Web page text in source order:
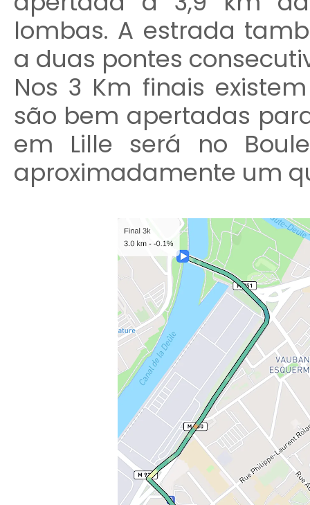
lombas. A estrada
a duas pontes
Nos 3 Km finais
são bem apertadas
em Lille será no
aproximadamente um